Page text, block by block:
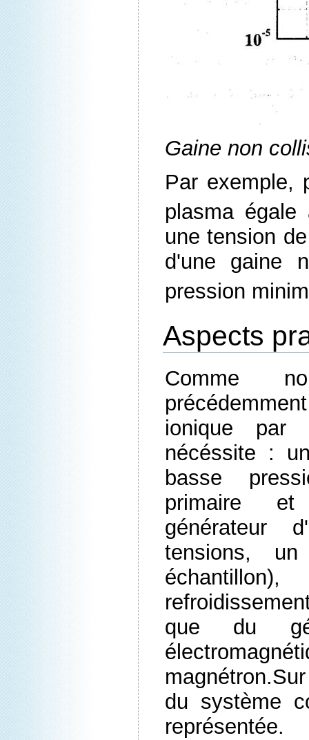
Gaine non
Par exemple,
plasma égale
une tension
d'une gaine
pression
Aspects
Comme
ionique par
nécéssite :
basse
primaire
générateur
tensions,
que du
du système
représentée.